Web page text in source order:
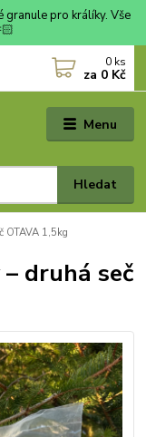
granule pro králíky. Vše
Menu
Hledat
0 ks
za 0 Kč
OTAVA 1,5kg
druhá seč